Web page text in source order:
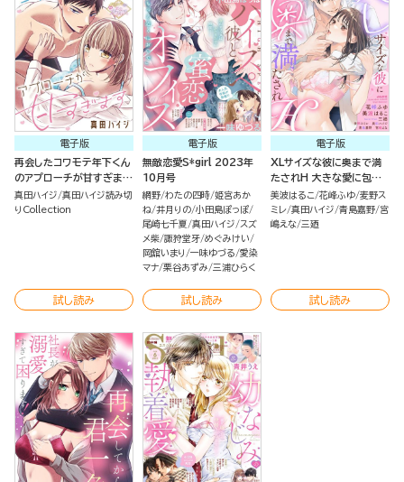
電子版
再会したコワモテ年下くん
のアプローチが甘すぎます
（単話版）
真田ハイジ 真田ハイジ読み切
りCollection
試し読み
電子版
無敵恋愛S*girl 2023年
10月号
網野 わたの四時 姫宮あか
ね 井月りの 小田島ぽっぽ
尾崎七千夏 真田ハイジ
スズ
メ柴 諏狩堂牙 めぐみけい
岡舘いまり
一味ゆづる 愛染
マナ 栗谷あずみ 三浦ひらく
試し読み
電子版
XLサイズな彼に奥まで満
たされH 大きな愛に包み
込まれる蜜夜
美波はるこ 花峰ふゆ 麦野ス
ミレ 真田ハイジ 青島嘉野 宮
嶋えな 三廼
試し読み